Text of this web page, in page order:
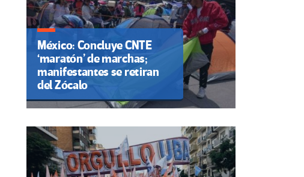
México: Concluye CNTE
‘maratón’ de marchas;
manifestantes se retiran
del Zócalo